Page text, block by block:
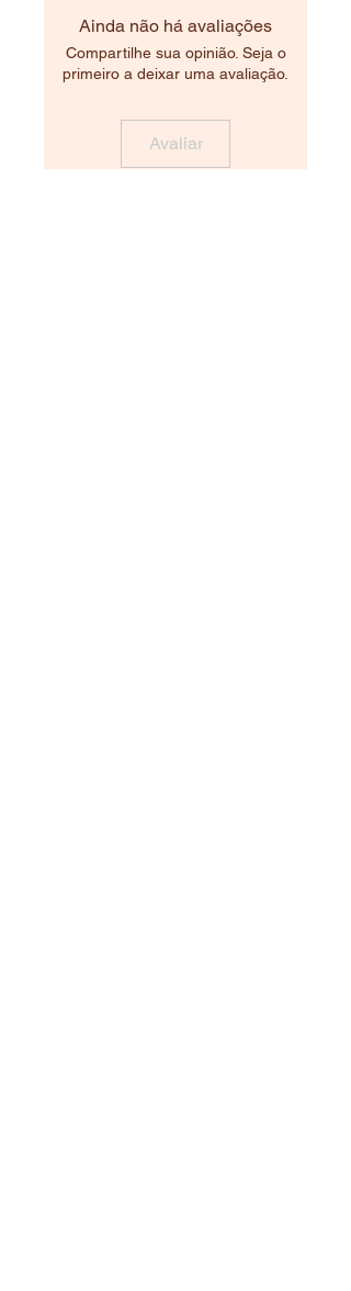
Ainda não há avaliações
Compartilhe sua opinião. Seja o
primeiro a deixar uma avaliação.
Avaliar